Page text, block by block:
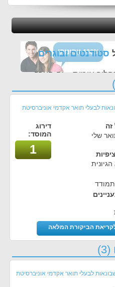
סטודנטים ובוגרים
אימות - זה הערך
לבעלי תואר אקדמי אוניברסיטת
שלי
דירוג
המוסד:
1
הביקורת המלאה
לבעלי תואר אקדמי אוניברסיטת